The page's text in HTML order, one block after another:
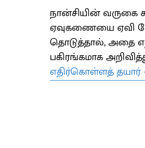
நான்சியின்
ஏவுகணையை ஏவி
தொடுத்தால், அதை
பகிரங்கமாக
எதிர்கொள்ளத் தயார்